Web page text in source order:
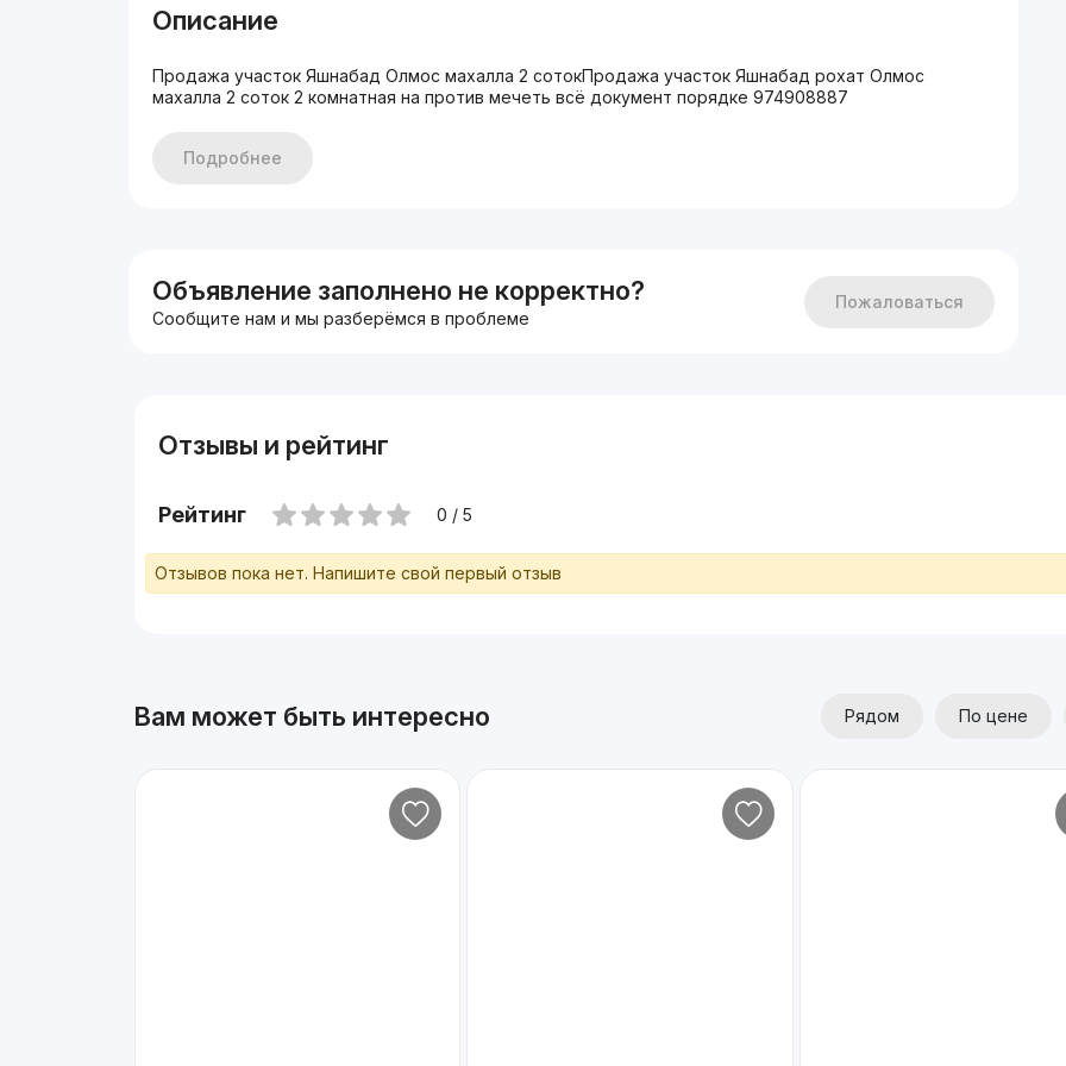
Описание
Продажа участок Яшнабад Олмос махалла 2 сотокПродажа участок Яшнабад рохат Олмос
махалла 2 соток 2 комнатная на против мечеть всё документ порядке 974908887
Подробнее
Объявление заполнено не корректно?
Сообщите нам и мы разберёмся в проблеме
Пожаловаться
Отзывы и рейтинг
Рейтинг 0 / 5
Отзывов пока нет. Напишите свой первый отзыв
Вам может быть интересно Рядом По цене